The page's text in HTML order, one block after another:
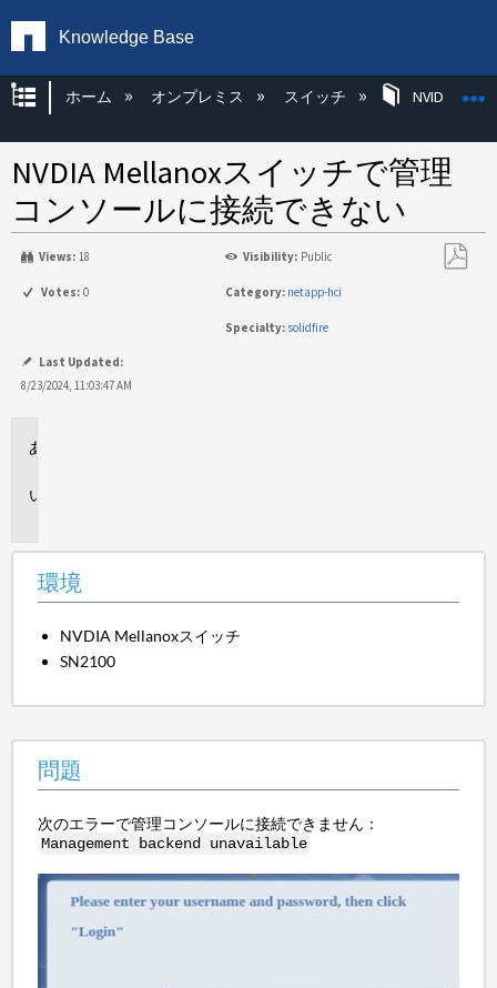
Knowledge Base
グローバル階層を展開/折りたたむ
ホーム オンプレミス スイッチ NVIDIA KB
NVDIA Mellanoxスイッチで管理
コンソールに接続できない
Views: 18 Visibility: Public
Votes: 0 Category: netapp-hci
Specialty: solidfire
Last Updated:
8/23/2024, 11:03:47 AM
環境
NVDIA Mellanoxスイッチ
SN2100
問題
次のエラーで管理コンソールに接続できません：
Management backend unavailable